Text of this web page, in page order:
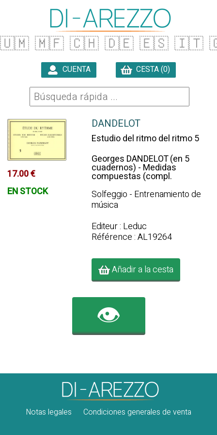
🇺🇲 🇲🇫 🇨🇭 🇩🇪 🇪🇸 🇮🇹
CUENTA CESTA (0)
17.00 €
EN STOCK
DANDELOT
Estudio del ritmo del ritmo 5
Georges DANDELOT (en 5
cuadernos) - Medidas
compuestas (compl.
Solfeggio - Entrenamiento de
música
Editeur : Leduc
Référence : AL19264
Añadir a la cesta
👁️
Notas legales Condiciones generales de venta